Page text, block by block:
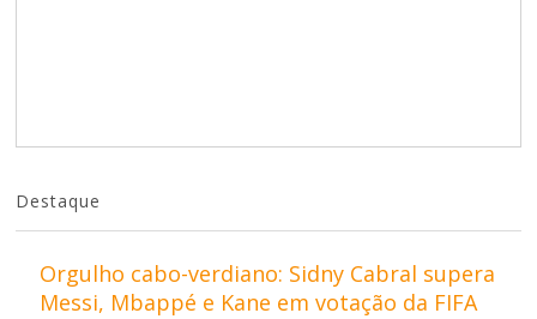
Destaque
Orgulho cabo-verdiano: Sidny Cabral supera
Messi, Mbappé e Kane em votação da FIFA